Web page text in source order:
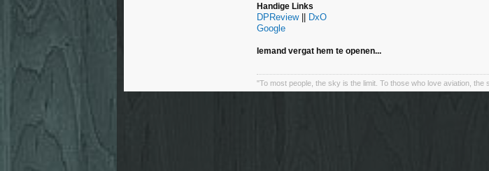
Handige Links
DPReview|| DxO
Google
Iemand vergat hem te openen...
"To most people, the sky is the limit. To those who love aviation, the